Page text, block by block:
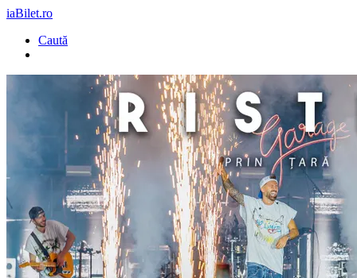
iaBilet.ro
Caută